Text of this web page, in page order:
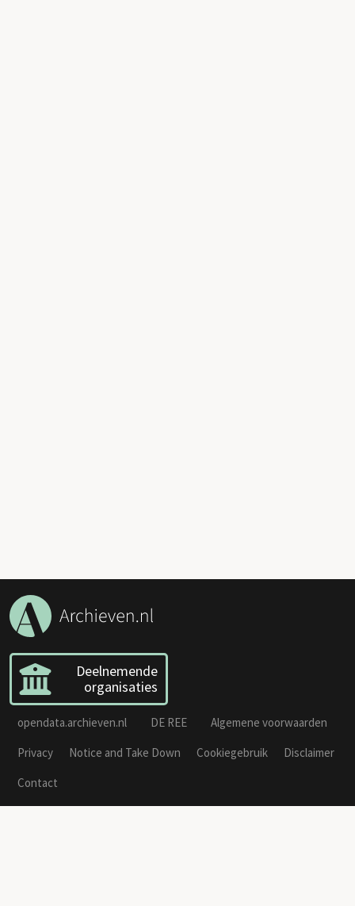
Deelnemende
organisaties
opendata.archieven.nl DE REE
Algemene voorwaarden
Privacy
Notice and Take Down Cookiegebruik
Disclaimer
Contact